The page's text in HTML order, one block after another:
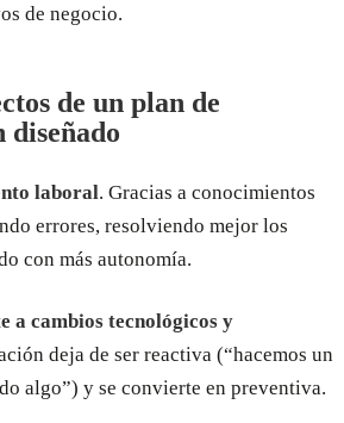
de negocio.
de un plan de
laboral. Gracias a conocimientos
errores, resolviendo mejor los
con más autonomía.
a cambios tecnológicos y
deja de ser reactiva (“hacemos un
algo”) y se convierte en preventiva.